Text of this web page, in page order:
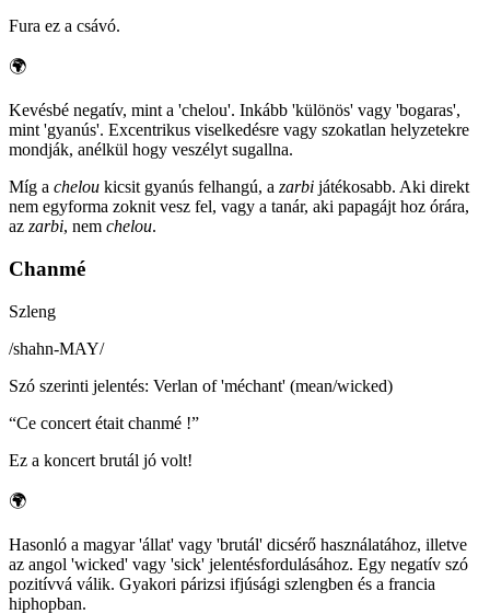
Fura ez a csávó.
🌍
Kevésbé negatív, mint a 'chelou'. Inkább 'különös' vagy 'bogaras',
mint 'gyanús'. Excentrikus viselkedésre vagy szokatlan helyzetekre
mondják, anélkül hogy veszélyt sugallna.
Míg a chelou kicsit gyanús felhangú, a zarbi játékosabb. Aki direkt
nem egyforma zoknit vesz fel, vagy a tanár, aki papagájt hoz órára,
az zarbi, nem chelou.
Chanmé
Szleng
/shahn-MAY/
Szó szerinti jelentés: Verlan of 'méchant' (mean/wicked)
“Ce concert était chanmé !”
Ez a koncert brutál jó volt!
🌍
Hasonló a magyar 'állat' vagy 'brutál' dicsérő használatához, illetve
az angol 'wicked' vagy 'sick' jelentésfordulásához. Egy negatív szó
pozitívvá válik. Gyakori párizsi ifjúsági szlengben és a francia
hiphopban.